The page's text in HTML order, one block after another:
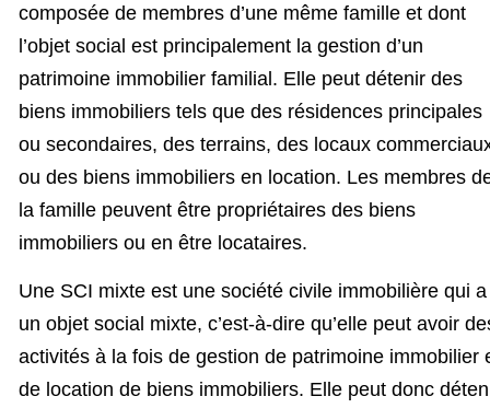
composée de membres d’une même famille et dont
l’objet social est principalement la gestion d’un
patrimoine immobilier familial. Elle peut détenir des
biens immobiliers tels que des résidences principales
ou secondaires, des terrains, des locaux
ou des biens immobiliers en location. Les membres
la famille peuvent être propriétaires des biens
immobiliers ou en être locataires.
Une SCI mixte est une société civile immobilière qui a
un objet social mixte, c’est-à-dire qu’elle peut avoir
activités à la fois de gestion de patrimoine immobilier
de location de biens immobiliers. Elle peut donc